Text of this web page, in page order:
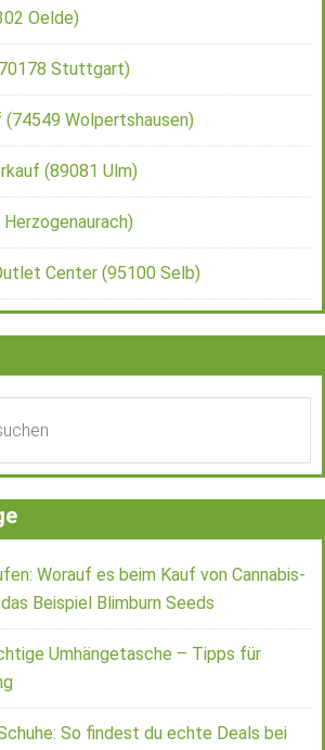
Oelde)
Stuttgart)
(74549 Wolpertshausen)
(89081 Ulm)
Center (95100 Selb)
Worauf es beim Kauf von Cannabis-
Beispiel Blimburn Seeds
Umhängetasche – Tipps für
So findest du echte Deals bei